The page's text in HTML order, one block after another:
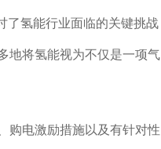
了氢能行业面临的关键挑战
地将氢能视为不仅是一项气
购电激励措施以及有针对性